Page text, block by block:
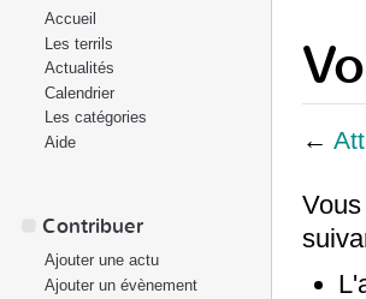
←
Accueil
Les terrils
Actualités
Calendrier
Les catégories
Aide
Contribuer
Ajouter une actu
Ajouter un évènement